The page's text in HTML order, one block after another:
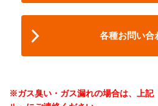
各種お問い合
※ガス臭い・ガス漏れの場合は、上記